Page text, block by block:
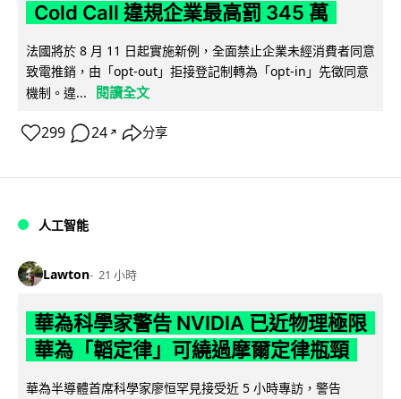
Cold Call 違規企業最高罰 345 萬
法國將於 8 月 11 日起實施新例，全面禁止企業未經消費者同意
致電推銷，由「opt-out」拒接登記制轉為「opt-in」先徵同意
機制。違...
閱讀全文
299 24 ↗ 分享
人工智能
Lawton 21 小時
華為科學家警告 NVIDIA 已近物理極限
華為「韜定律」可繞過摩爾定律瓶頸
華為半導體首席科學家廖恒罕見接受近 5 小時專訪，警告